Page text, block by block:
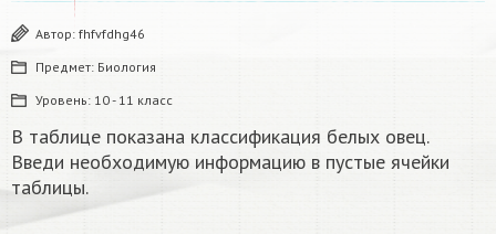
Автор: fhfvfdhg46
Предмет: Биология
Уровень: 10 - 11 класс
В таблице показана классификация белых овец.
Введи необходимую информацию в пустые ячейки
таблицы.​